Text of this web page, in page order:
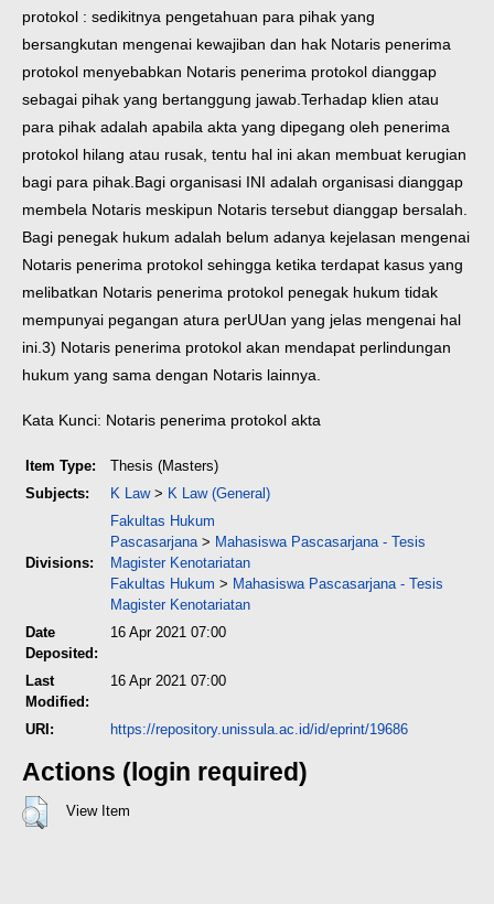
protokol : sedikitnya pengetahuan para pihak yang
bersangkutan mengenai kewajiban dan hak Notaris penerima
protokol menyebabkan Notaris penerima protokol dianggap
sebagai pihak yang bertanggung jawab.Terhadap klien atau
para pihak adalah apabila akta yang dipegang oleh penerima
protokol hilang atau rusak, tentu hal ini akan membuat kerugian
bagi para pihak.Bagi organisasi INI adalah organisasi dianggap
membela Notaris meskipun Notaris tersebut dianggap bersalah.
Bagi penegak hukum adalah belum adanya kejelasan mengenai
Notaris penerima protokol sehingga ketika terdapat kasus yang
melibatkan Notaris penerima protokol penegak hukum tidak
mempunyai pegangan atura perUUan yang jelas mengenai hal
ini.3) Notaris penerima protokol akan mendapat perlindungan
hukum yang sama dengan Notaris lainnya.
Kata Kunci: Notaris penerima protokol akta
Item Type:
Thesis (Masters)
Subjects:
K Law> K Law (General)
Divisions:
Fakultas Hukum
Pascasarjana> Mahasiswa Pascasarjana - Tesis
Magister Kenotariatan
Fakultas Hukum > Mahasiswa Pascasarjana - Tesis
Magister Kenotariatan
Date
Deposited:
16 Apr 2021 07:00
Last
Modified:
16 Apr 2021 07:00
URI: https://repository.unissula.ac.id/id/eprint/19686
Actions (login required)
View Item